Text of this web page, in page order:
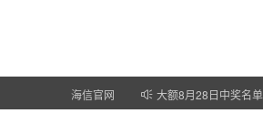
海信官网 大额8月28日中奖名单